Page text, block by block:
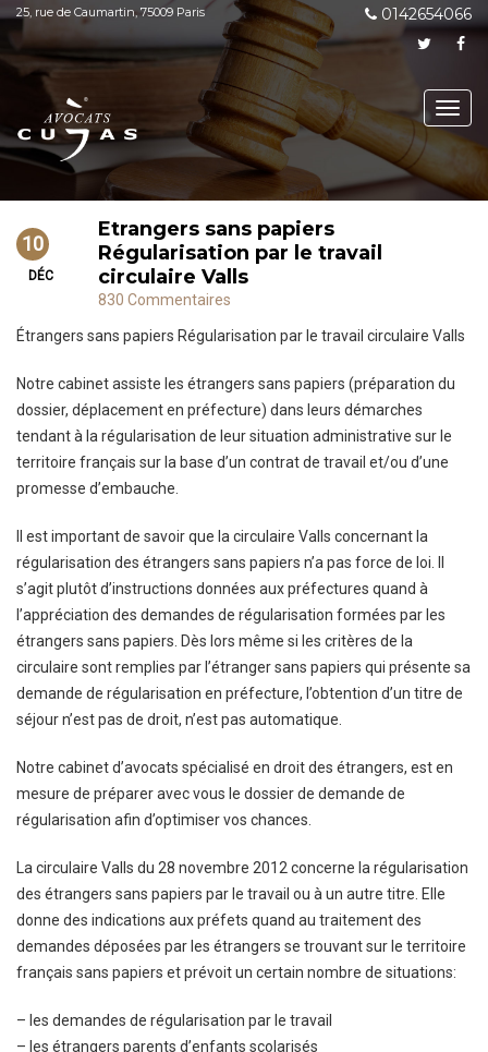
25, rue de Caumartin, 75009 Paris 0142654066
10
DÉC
Etrangers sans papiers
Régularisation par le travail
circulaire Valls
830 Commentaires
Étrangers sans papiers Régularisation par le travail circulaire Valls
Notre cabinet assiste les étrangers sans papiers (préparation du
dossier, déplacement en préfecture) dans leurs démarches
tendant à la régularisation de leur situation administrative sur le
territoire français sur la base d’un contrat de travail et/ou d’une
promesse d’embauche.
Il est important de savoir que la circulaire Valls concernant la
régularisation des étrangers sans papiers n’a pas force de loi. Il
s’agit plutôt d’instructions données aux préfectures quand à
l’appréciation des demandes de régularisation formées par les
étrangers sans papiers. Dès lors même si les critères de la
circulaire sont remplies par l’étranger sans papiers qui présente sa
demande de régularisation en préfecture, l’obtention d’un titre de
séjour n’est pas de droit, n’est pas automatique.
Notre cabinet d’avocats spécialisé en droit des étrangers, est en
mesure de préparer avec vous le dossier de demande de
régularisation afin d’optimiser vos chances.
La circulaire Valls du 28 novembre 2012 concerne la régularisation
des étrangers sans papiers par le travail ou à un autre titre. Elle
donne des indications aux préfets quand au traitement des
demandes déposées par les étrangers se trouvant sur le territoire
français sans papiers et prévoit un certain nombre de situations:
– les demandes de régularisation par le travail
– les étrangers parents d’enfants scolarisés